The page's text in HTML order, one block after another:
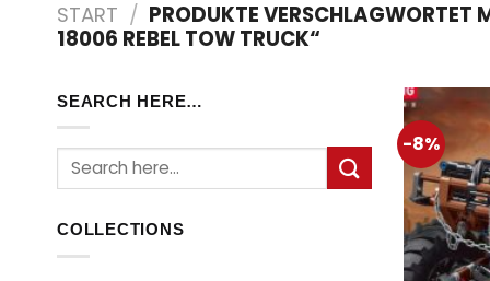
START / PRODUKTE VERSCHLAGWORTET
18006 REBEL TOW TRUCK“
SEARCH HERE…
Suche
nach:
COLLECTIONS
-8%